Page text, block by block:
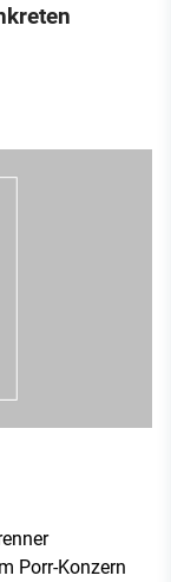
Porr-Konzern